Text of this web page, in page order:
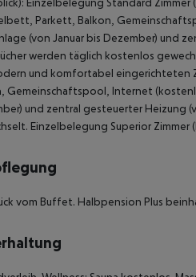
Parkett, Balkon,
(von Januar bis Dezember) und
werden täglich kostenlos
und komfortabel eingerichteten
Gemeinschaftspool, Internet
und zentral gesteuerter Heizung
Einzelbelegung Superior Zimmer
vom Buffet. Halbpension Plus